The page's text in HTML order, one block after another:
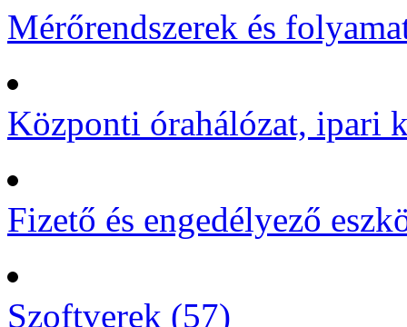
Mérőrendszerek és
Központi órahálózat, ipari
Fizető és engedélyező
Szoftverek (57)